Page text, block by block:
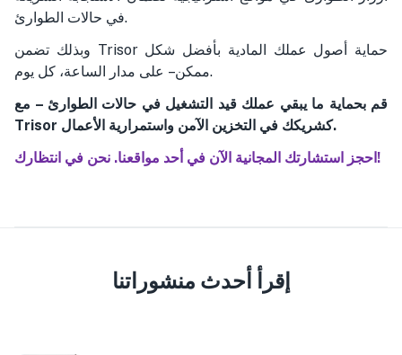
في حالات الطوارئ.
وبذلك تضمن Trisor حماية أصول عملك المادية بأفضل شكل
ممكن – على مدار الساعة، كل يوم.
قم بحماية ما يبقي عملك قيد التشغيل في حالات الطوارئ – مع
Trisor كشريكك في التخزين الآمن واستمرارية الأعمال.
احجز استشارتك المجانية الآن في أحد مواقعنا. نحن في انتظارك!
إقرأ أحدث منشوراتنا